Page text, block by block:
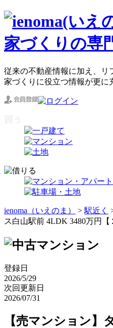
従来の不動産情報に加え、リ
家づくりに役立つ情報が更に
ienoma（いえのま） > 駅近く
ス白山駅前 4LDK 3480万円【
登録日
2026/5/29
次回更新日
2026/07/31
【売マンション】